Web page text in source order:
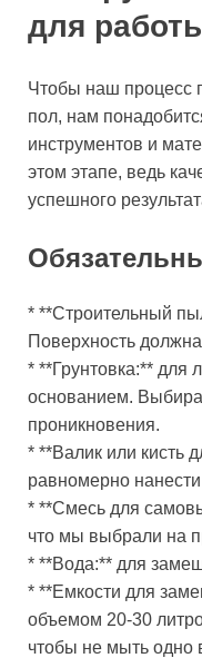
для
Чтобы наш процесс
пол, нам
инструментов и
этом этапе, ведь
успешного
* **Строительный
Поверхность
* **Грунтовка:** для
основанием.
проникновения.
* **Валик или кисть
равномерно нанести
* **Смесь для
что мы выбрали на
* **Вода:** для
* **Емкости для
объемом 20-30
чтобы не мыть одно